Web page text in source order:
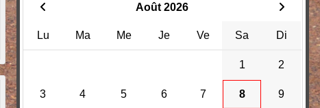
Août 2026
Lu Ma Me Je Ve Sa Di
1 2
3 4 5 6 7 8 9